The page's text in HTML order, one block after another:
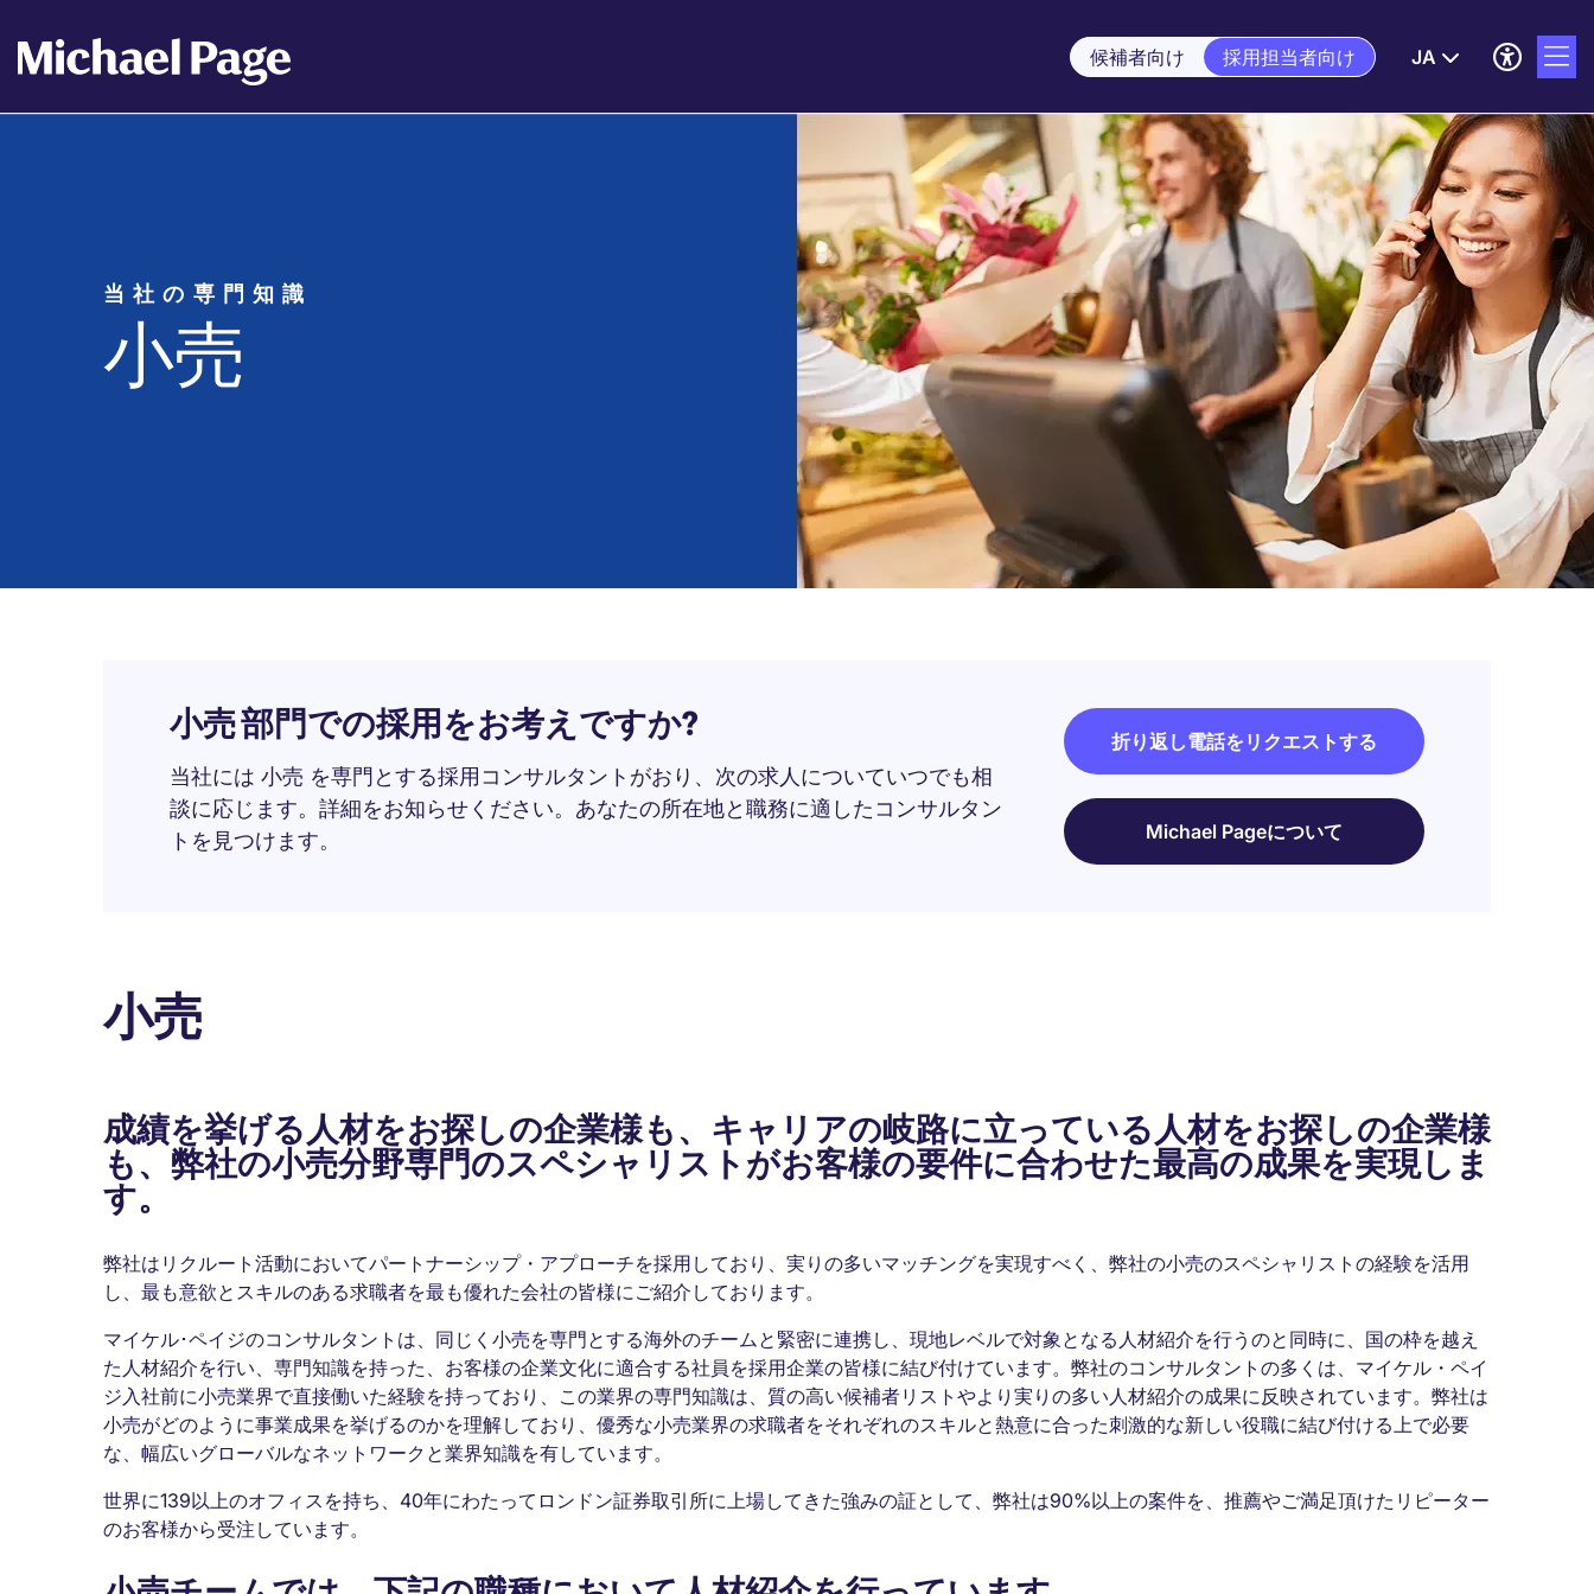
候補者向け 採用担当者向け JA
小売
当社の専門知識
小売 部門での採用をお考えですか?
当社には 小売 を専門とする採用コンサルタントがおり、次の求人についていつでも相
談に応じます。詳細をお知らせください。あなたの所在地と職務に適したコンサルタン
トを見つけます。
Michael Pageについて
折り返し電話をリクエストする
小売
成績を挙げる人材をお探しの企業様も、キャリアの岐路に立っている人材をお探しの企業様
も、弊社の小売分野専門のスペシャリストがお客様の要件に合わせた最高の成果を実現しま
す。
弊社はリクルート活動においてパートナーシップ・アプローチを採用しており、実りの多いマッチングを実現すべく、弊社の小売のスペシャリストの経験を活用
し、最も意欲とスキルのある求職者を最も優れた会社の皆様にご紹介しております。
マイケル･ペイジのコンサルタントは、同じく小売を専門とする海外のチームと緊密に連携し、現地レベルで対象となる人材紹介を行うのと同時に、国の枠を越え
た人材紹介を行い、専門知識を持った、お客様の企業文化に適合する社員を採用企業の皆様に結び付けています。弊社のコンサルタントの多くは、マイケル・ペイ
ジ入社前に小売業界で直接働いた経験を持っており、この業界の専門知識は、質の高い候補者リストやより実りの多い人材紹介の成果に反映されています。弊社は
小売がどのように事業成果を挙げるのかを理解しており、優秀な小売業界の求職者をそれぞれのスキルと熱意に合った刺激的な新しい役職に結び付ける上で必要
な、幅広いグローバルなネットワークと業界知識を有しています。
世界に139以上のオフィスを持ち、40年にわたってロンドン証券取引所に上場してきた強みの証として、弊社は90%以上の案件を、推薦やご満足頂けたリピーター
のお客様から受注しています。